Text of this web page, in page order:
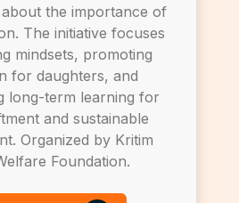
the importance of
The initiative focuses
mindsets, promoting
for daughters, and
long-term learning for
and sustainable
Organized by Kritim
Foundation.